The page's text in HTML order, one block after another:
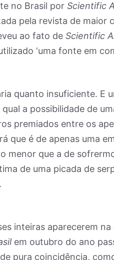
no Brasil por Scientific
pela revista de maior
ao fato de Scientific
‘uma fonte em
quanto insuficiente. E
a possibilidade de
premiados entre os
que é de apenas uma
menor que a de
de uma picada de
inteiras aparecerem na
em outubro do ano
pura coincidência,